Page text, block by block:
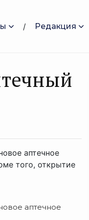
Редакция
аптечное
того, открытие
аптечное